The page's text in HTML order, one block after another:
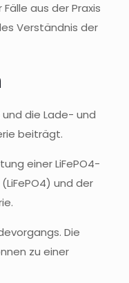
aus der Praxis
Verständnis der
die Lade- und
beiträgt.
einer LiFePO4-
und der
Die
zu einer